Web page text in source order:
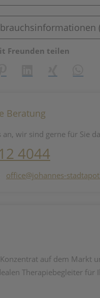
Freunden teilen
Beratung
an, wir sind gerne für Sie
4044
office@johannes-
auf dem Markt
Therapiebegleiter für